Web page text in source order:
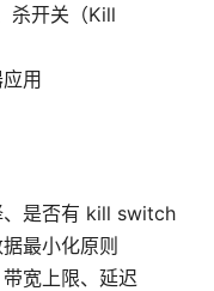
杀开关（Kill
用
、是否有 kill switch
最小化原则
宽上限、延迟